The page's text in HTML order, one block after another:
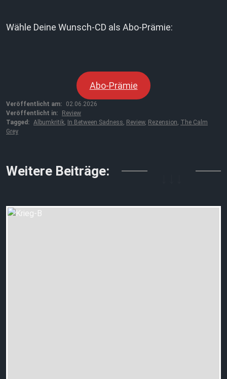
Wähle Deine Wunsch-CD als Abo-Prämie:
Abo-Prämie
Veröffentlicht am:
02.06.2026
Veröffentlicht in:
Review
Tagged: Albumkritik, In Between Sadness, Review, Rezension, The Calm
Grey
Weitere Beiträge: